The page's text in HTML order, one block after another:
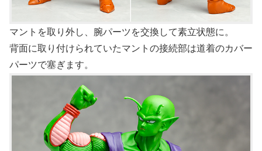
マントを取り外し、腕パーツを交換して素立状態に。
背面に取り付けられていたマントの接続部は道着のカバー
パーツで塞ぎます。